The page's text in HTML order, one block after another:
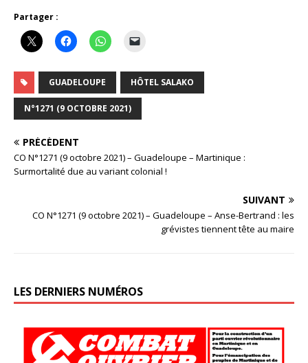
Partager :
GUADELOUPE HÔTEL SALAKO
N°1271 (9 OCTOBRE 2021)
PRÉCÉDENT
CO N°1271 (9 octobre 2021) – Guadeloupe – Martinique :
Surmortalité due au variant colonial !
SUIVANT
CO N°1271 (9 octobre 2021) – Guadeloupe – Anse-Bertrand : les
grévistes tiennent tête au maire
LES DERNIERS NUMÉROS